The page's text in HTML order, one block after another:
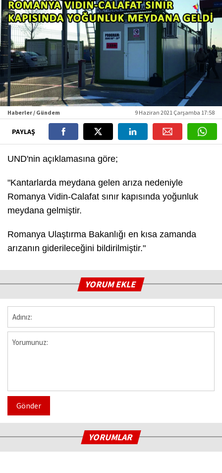
Haberler / Gündem 9 Haziran 2021 Çarşamba 17:58
PAYLAŞ
UND'nin açıklamasına göre;
"Kantarlarda meydana gelen arıza nedeniyle
Romanya Vidin-Calafat sınır kapısında yoğunluk
meydana gelmiştir.
Romanya Ulaştırma Bakanlığı en kısa zamanda
arızanın giderileceğini bildirilmiştir."
YORUM EKLE
Gönder
YORUMLAR